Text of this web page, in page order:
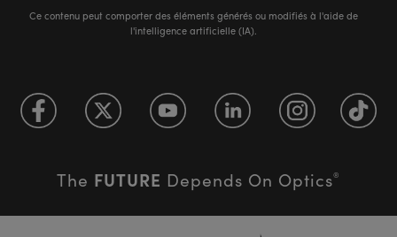
Ce contenu peut comporter des éléments générés ou modifiés à l'aide de
l'intelligence artificielle (IA).
The FUTURE Depends On Optics®